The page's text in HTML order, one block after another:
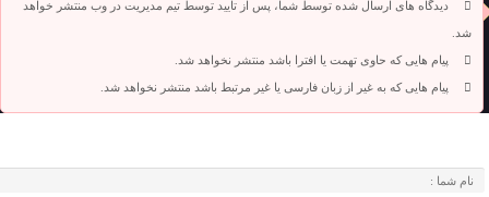
دیدگاه های ارسال شده توسط شما، پس از تایید توسط تیم مدیریت در وب منتشر خواهد
شد.
پیام هایی که حاوی تهمت یا افترا باشد منتشر نخواهد شد.
پیام هایی که به غیر از زبان فارسی یا غیر مرتبط باشد منتشر نخواهد شد.